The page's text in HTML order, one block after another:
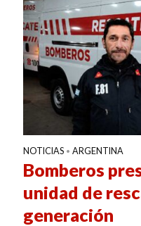
NOTICIAS • ARGENTINA
Bomberos
unidad de
generación